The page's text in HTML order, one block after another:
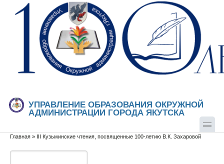
Перейти к основному содержанию
Skip to search
УПРАВЛЕНИЕ ОБРАЗОВАНИЯ ОКРУЖНОЙ
АДМИНИСТРАЦИИ ГОРОДА ЯКУТСКА
Вы здесь
Главная » III Кузьминские чтения, посвященные 100-летию В.К. Захаровой